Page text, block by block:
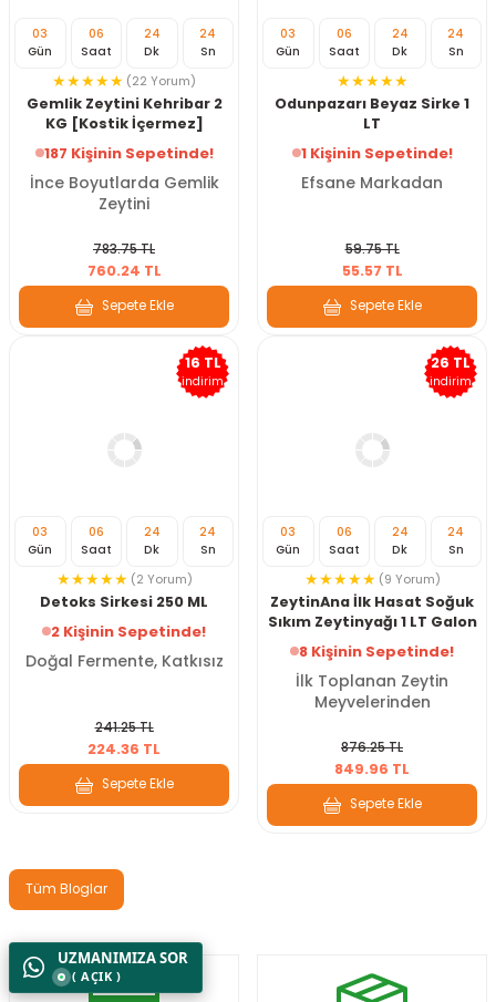
03
Gün
06
Saat
24
Dk
22
Sn
(22 Yorum)
Gemlik Zeytini Kehribar 2
KG [Kostik İçermez]
187 Kişinin Sepetinde!
İnce Boyutlarda Gemlik
Zeytini
783.75 TL
760.24 TL
Sepete Ekle
03
Gün
06
Saat
24
Dk
22
Sn
Odunpazarı Beyaz Sirke 1
LT
1 Kişinin Sepetinde!
Efsane Markadan
59.75 TL
55.57 TL
Sepete Ekle
16 TL
indirim
03
Gün
06
Saat
24
Dk
22
Sn
(2 Yorum)
Detoks Sirkesi 250 ML
2 Kişinin Sepetinde!
Doğal Fermente, Katkısız
241.25 TL
224.36 TL
Sepete Ekle
26 TL
indirim
03
Gün
06
Saat
24
Dk
22
Sn
(9 Yorum)
ZeytinAna İlk Hasat Soğuk
Sıkım Zeytinyağı 1 LT Galon
8 Kişinin Sepetinde!
İlk Toplanan Zeytin
Meyvelerinden
876.25 TL
849.96 TL
Sepete Ekle
Tüm Bloglar
UZMANIMIZA SOR
( AÇIK )